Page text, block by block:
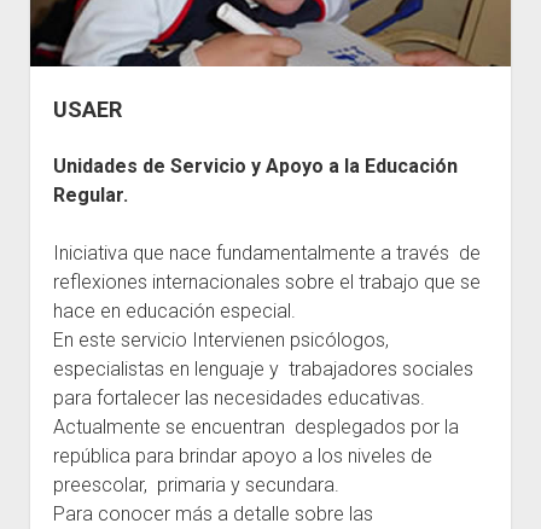
Destacados
Biografías
Escuelas
USAER
Unidades de Servicio y Apoyo a la Educación
Regular.
Iniciativa que nace fundamentalmente a través de
reflexiones internacionales sobre el trabajo que se
hace en educación especial.
En este servicio Intervienen psicólogos,
especialistas en lenguaje y trabajadores sociales
para fortalecer las necesidades educativas.
Actualmente se encuentran desplegados por la
república para brindar apoyo a los niveles de
preescolar, primaria y secundara.
Para conocer más a detalle sobre las